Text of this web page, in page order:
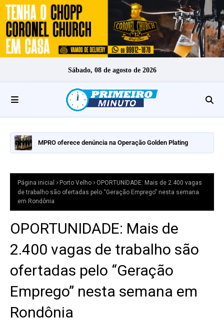
Sábado, 08 de agosto de 2026
MPRO oferece denúncia na Operação Golden Plating
Página inicial Porto Velho
OPORTUNIDADE: Mais de 2.400 vagas
de trabalho são ofertadas pelo “Geração Emprego” nesta semana
em Rondônia
OPORTUNIDADE: Mais de
2.400 vagas de trabalho são
ofertadas pelo “Geração
Emprego” nesta semana em
Rondônia